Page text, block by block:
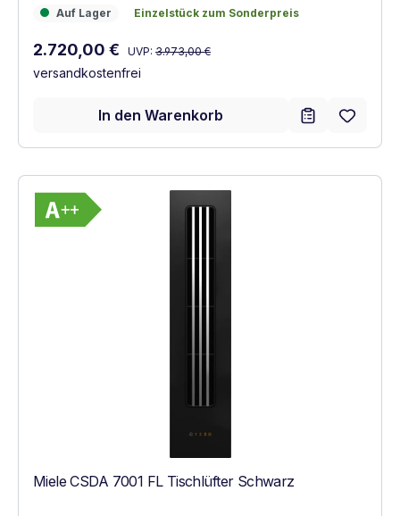
Auf Lager
Auf Lager Einzelstück zum Sonderpreis
Einzelstück zum Sonderpreis
Verkaufspreis:
2.720,00 € Regulärer Preis:
UVP: 3.973,00 €
versandkostenfrei
In den Warenkorb
Vollständiges Energielabel anzeigen
Miele CSDA 7001 FL Tischlüfter Schwarz